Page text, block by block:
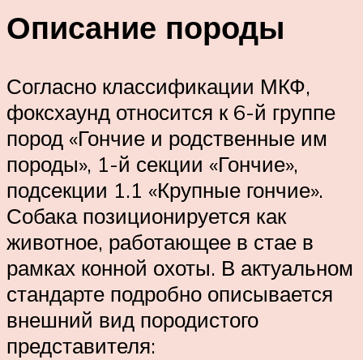
Описание породы
Согласно классификации МКФ,
фоксхаунд относится к 6-й группе
пород «Гончие и родственные им
породы», 1-й секции «Гончие»,
подсекции 1.1 «Крупные гончие».
Собака позиционируется как
животное, работающее в стае в
рамках конной охоты. В актуальном
стандарте подробно описывается
внешний вид породистого
представителя: